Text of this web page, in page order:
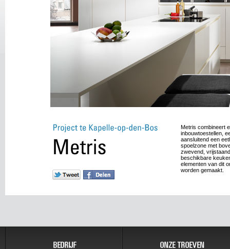
Metris combineert
inbouwtoestellen,
aansluitend een
spoelzone met
zwevend,
beschikbare
elementen van dit
worden gemaakt.